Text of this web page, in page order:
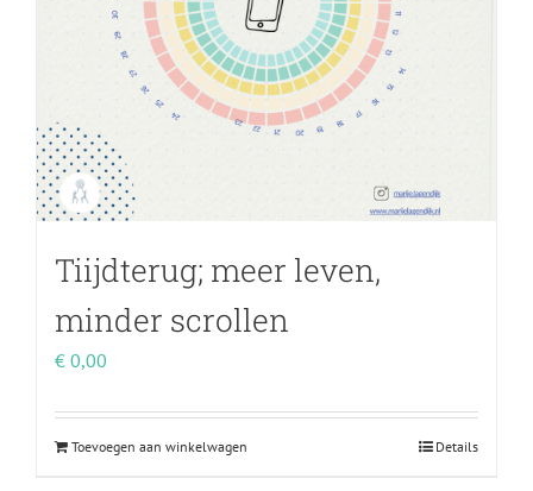
Tiijdterug; meer leven,
minder scrollen
€ 0,00
Toevoegen aan winkelwagen Details